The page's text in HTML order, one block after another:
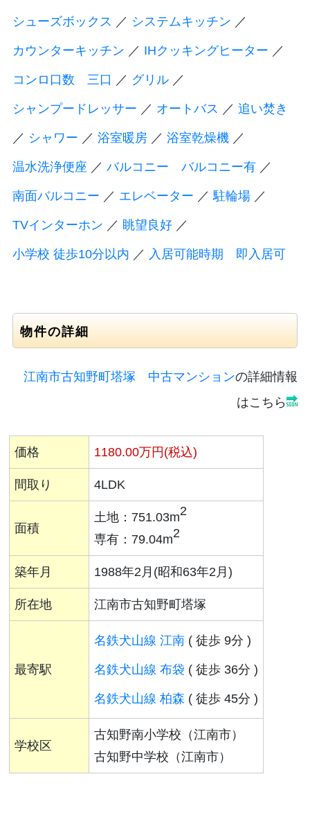
シューズボックス ／ システムキッチン ／
カウンターキッチン ／ IHクッキングヒーター ／
コンロ口数 三口 ／ グリル ／
シャンプードレッサー ／ オートバス ／追い焚き
／ シャワー ／浴室暖房 ／浴室乾燥機 ／
温水洗浄便座 ／バルコニー バルコニー有 ／
南面バルコニー ／ エレベーター ／駐輪場 ／
TVインターホン ／ 眺望良好 ／
小学校 徒歩10分以内 ／ 入居可能時期 即入居可
物件の詳細
江南市古知野町塔塚 中古マンションの詳細情報
はこちら
価格 1180.00万円(税込)
間取り 4LDK
面積
土地：751.03m2
専有：79.04m2
築年月 1988年2月(昭和63年2月)
所在地 江南市古知野町塔塚
最寄駅
名鉄犬山線 江南 ( 徒歩 9分 )
名鉄犬山線 布袋 ( 徒歩 36分 )
名鉄犬山線 柏森 ( 徒歩 45分 )
学校区
古知野南小学校（江南市）
古知野中学校（江南市）